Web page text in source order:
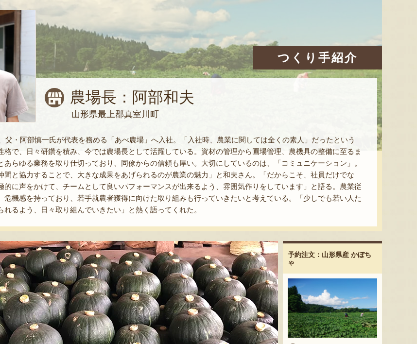
つくり手紹介
農場長：阿部和夫
山形県最上郡真室川町
父・阿部慎一氏が代表を務める「あべ農場」へ入社。「入社時、農業に関しては全くの素人」だったという
格で、日々研鑽を積み、今では農場長として活躍している。資材の管理から圃場管理、農機具の整備に至るま
あらゆる業務を取り仕切っており、同僚からの信頼も厚い。大切にしているのは、「コミュニケーション」。
間と協力することで、大きな成果をあげられるのが農業の魅力」と和夫さん。「だからこそ、社員だけでな
的に声をかけて、チームとして良いパフォーマンスが出来るよう、雰囲気作りをしています」と語る。農業従
危機感を持っており、若手就農者獲得に向けた取り組みも行っていきたいと考えている。「少しでも若い人た
れるよう、日々取り組んでいきたい」と熱く語ってくれた。
予約注文：山形県産 かぼち
ゃ